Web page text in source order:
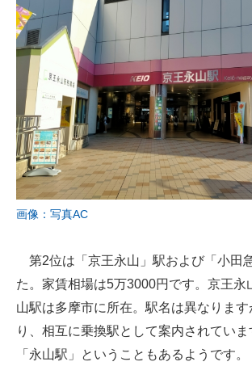
画像：写真AC
第2位は「京王永山」駅および「小田
た。家賃相場は5万3000円です。京王永
山駅は多摩市に所在。駅名は異なりま
り、相互に乗換駅として案内されてい
「永山駅」ということもあるようです。